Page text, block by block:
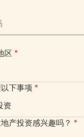
区 *
下事项 *
产投资感兴趣吗？ *